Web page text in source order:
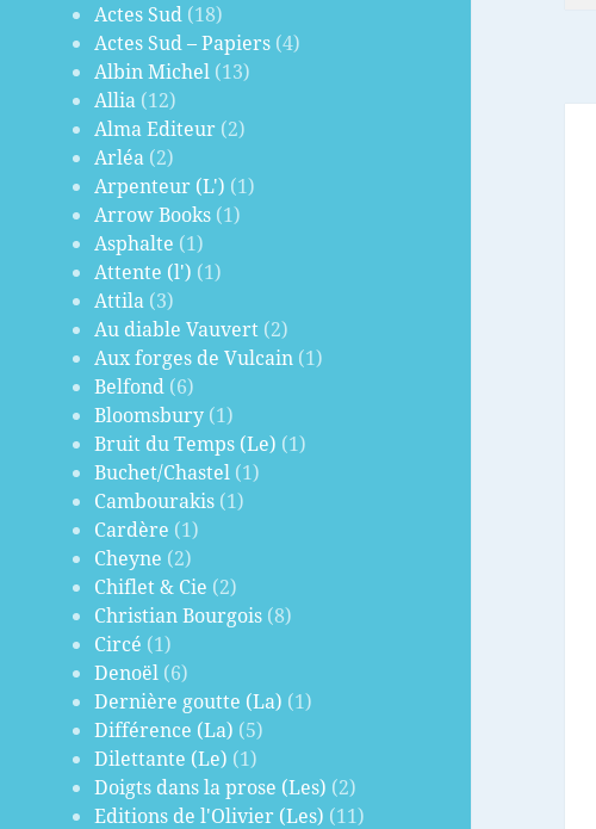
Actes Sud (18)
Actes Sud – Papiers (4)
Albin Michel (13)
Allia (12)
Alma Editeur (2)
Arléa (2)
Arpenteur (L') (1)
Arrow Books (1)
Asphalte (1)
Attente (l') (1)
Attila (3)
Au diable Vauvert (2)
Aux forges de Vulcain (1)
Belfond (6)
Bloomsbury (1)
Bruit du Temps (Le) (1)
Buchet/Chastel (1)
Cambourakis (1)
Cardère (1)
Cheyne (2)
Chiflet & Cie (2)
Christian Bourgois (8)
Circé (1)
Denoël (6)
Dernière goutte (La) (1)
Différence (La) (5)
Dilettante (Le) (1)
Doigts dans la prose (Les) (2)
Editions de l'Olivier (Les) (11)